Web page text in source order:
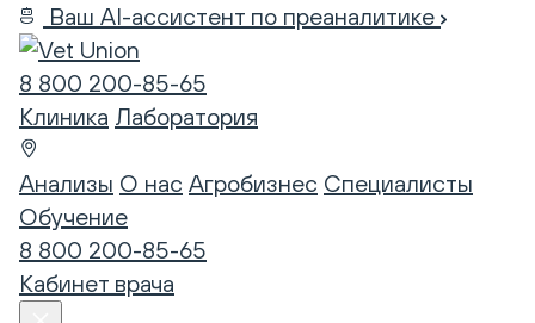
Ваш AI-ассистент по преаналитике
8 800 200-85-65
Клиника Лаборатория
Анализы О нас Агробизнес Специалисты
Обучение
8 800 200-85-65
Кабинет врача